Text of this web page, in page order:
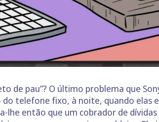
de pau”? O último problema que
telefone fixo, à noite, quando elas
lhe então que um cobrador de